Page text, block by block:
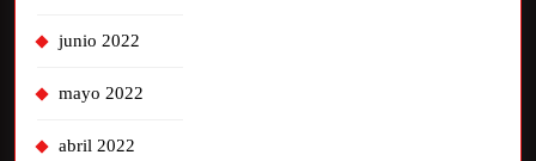
junio 2022
mayo 2022
abril 2022